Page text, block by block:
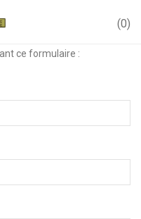
0
ce formulaire :